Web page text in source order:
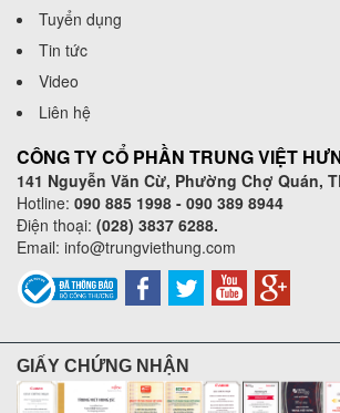
Tuyển dụng
Tin tức
Video
Liên hệ
CÔNG TY CỔ PHẦN TRUNG VIỆT
141 Nguyễn Văn Cừ, Phường Chợ Quán,
Hotline: 090 885 1998 - 090 389 8944
Điện thoại: (028) 3837 6288.
Email: info@trungviethung.com
GIẤY CHỨNG NHẬN